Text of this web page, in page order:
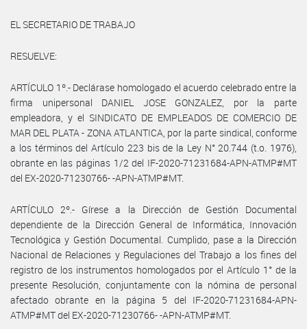
EL SECRETARIO DE TRABAJO
RESUELVE:
ARTÍCULO 1º.- Declárase homologado el acuerdo celebrado entre la
firma unipersonal DANIEL JOSE GONZALEZ, por la parte
empleadora, y el SINDICATO DE EMPLEADOS DE COMERCIO DE
MAR DEL PLATA - ZONA ATLANTICA, por la parte sindical, conforme
a los términos del Artículo 223 bis de la Ley N° 20.744 (t.o. 1976),
obrante en las páginas 1/2 del IF-2020-71231684-APN-ATMP#MT
del EX-2020-71230766- -APN-ATMP#MT.
ARTÍCULO 2º.- Gírese a la Dirección de Gestión Documental
dependiente de la Dirección General de Informática, Innovación
Tecnológica y Gestión Documental. Cumplido, pase a la Dirección
Nacional de Relaciones y Regulaciones del Trabajo a los fines del
registro de los instrumentos homologados por el Artículo 1° de la
presente Resolución, conjuntamente con la nómina de personal
afectado obrante en la página 5 del IF-2020-71231684-APN-
ATMP#MT del EX-2020-71230766- -APN-ATMP#MT.